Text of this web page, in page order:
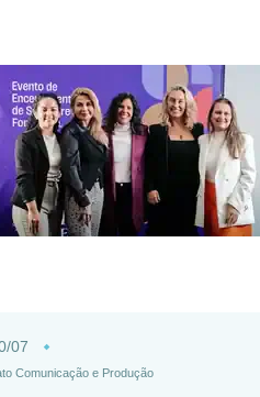
07
Comunicação e Produção